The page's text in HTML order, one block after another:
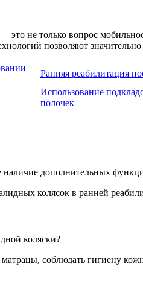
это не только вопрос
позволяют
Ранняя реабилитация
Использование
полочек
наличие дополнительных
коляски?
соблюдать гигиену